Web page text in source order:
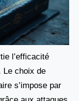
l’efficacité
Le choix de
s’impose par